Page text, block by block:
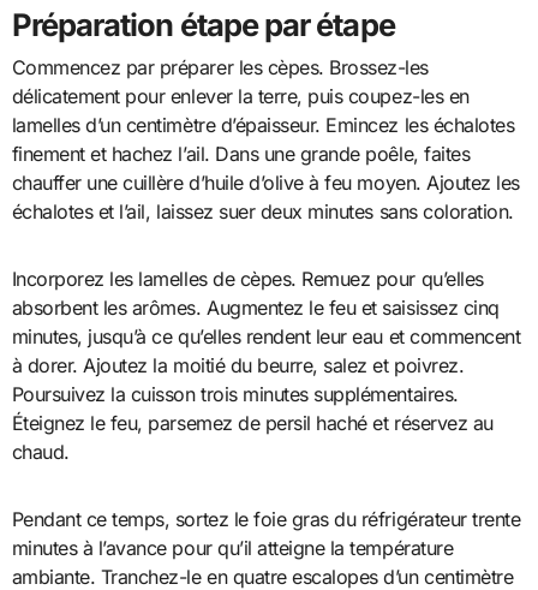
Préparation étape par étape
Commencez par préparer les cèpes. Brossez-les
délicatement pour enlever la terre, puis coupez-les en
lamelles d’un centimètre d’épaisseur. Emincez les échalotes
finement et hachez l’ail. Dans une grande poêle, faites
chauffer une cuillère d’huile d’olive à feu moyen. Ajoutez les
échalotes et l’ail, laissez suer deux minutes sans coloration.
Incorporez les lamelles de cèpes. Remuez pour qu’elles
absorbent les arômes. Augmentez le feu et saisissez cinq
minutes, jusqu’à ce qu’elles rendent leur eau et commencent
à dorer. Ajoutez la moitié du beurre, salez et poivrez.
Poursuivez la cuisson trois minutes supplémentaires.
Éteignez le feu, parsemez de persil haché et réservez au
chaud.
Pendant ce temps, sortez le foie gras du réfrigérateur trente
minutes à l’avance pour qu’il atteigne la température
ambiante. Tranchez-le en quatre escalopes d’un centimètre